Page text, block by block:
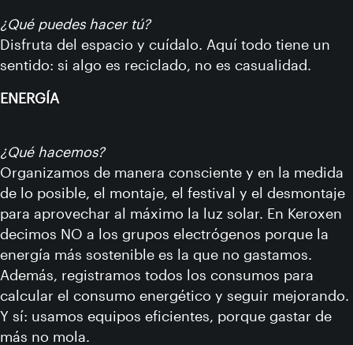
¿Qué puedes hacer tú?
Disfruta del espacio y cuídalo. Aquí todo tiene un
sentido: si algo es reciclado, no es casualidad.
ENERGÍA
¿Qué hacemos?
Organizamos de manera consciente y en la medida
de lo posible, el montaje, el festival y el desmontaje
para aprovechar al máximo la luz solar. En Keroxen
decimos NO a los grupos electrógenos porque la
energía más sostenible es la que no gastamos.
Además, registramos todos los consumos para
calcular el consumo energético y seguir mejorando.
Y sí: usamos equipos eficientes, porque gastar de
más no mola.